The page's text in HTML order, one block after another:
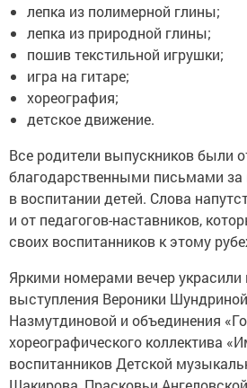
лепка из полимерной глины;
лепка из природной глины;
пошив текстильной игрушки;
игра на гитаре;
хореография;
детское движение.
Все родители выпускников были
благодарственными письмами
в воспитании детей. Слова
и от педагогов-наставников,
своих воспитанников к этому
Яркими номерами вечер
выступления Вероники
Назмутдиновой и объединения
хореографического коллектива
воспитанников Детской